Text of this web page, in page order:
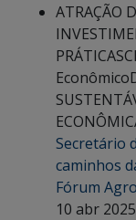
ATRAÇÃO
PRÁTICAS
Econômico
Secretário
caminhos
Fórum
10 abr 2025